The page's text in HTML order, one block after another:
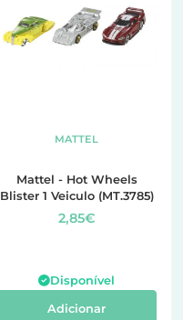
MATTEL
Mattel - Hot Wheels
Blister 1 Veiculo (MT.3785)
2,85€
Disponível
Adicionar